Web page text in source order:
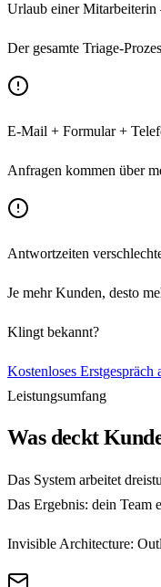
Urlaub einer
Der gesamte Triage-
E-Mail + Formular +
Anfragen kommen über
Antwortzeiten
Je mehr Kunden, desto
Klingt bekannt?
Kostenloses
Leistungsumfang
Was deckt
Das System arbeitet
Das Ergebnis: dein Team
Invisible Architecture: